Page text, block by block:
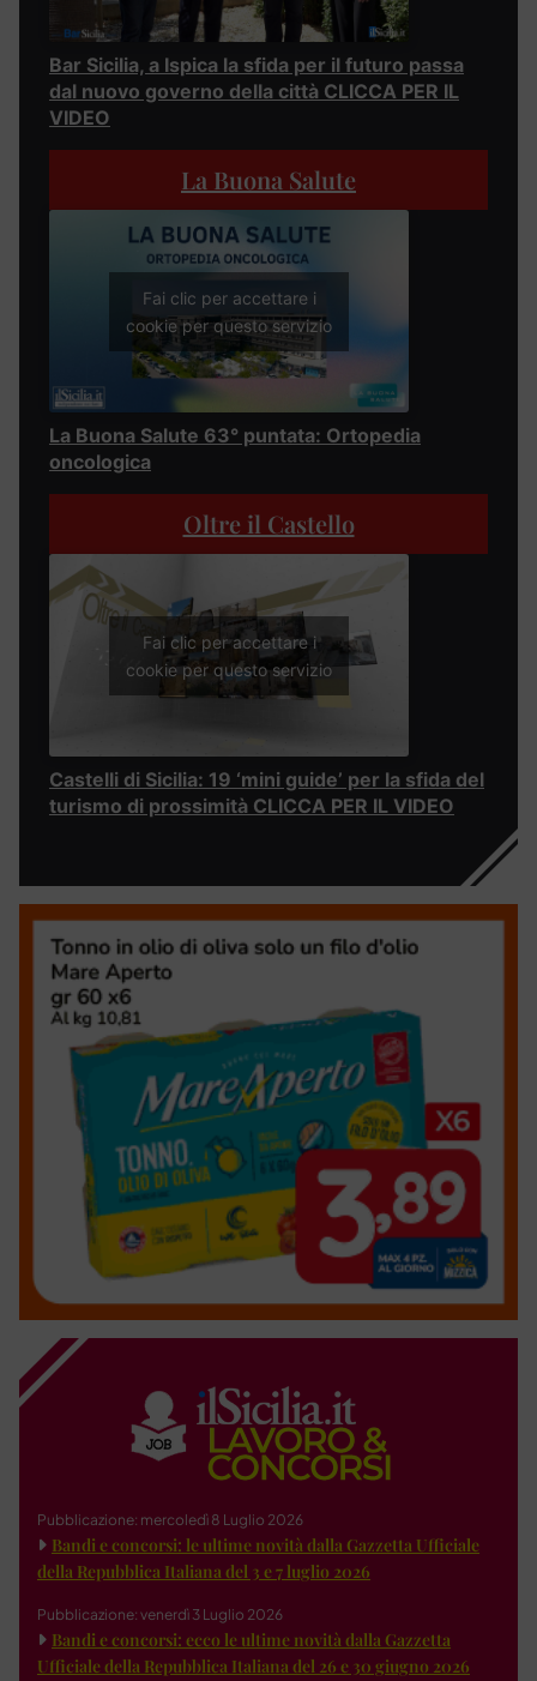
Bar Sicilia, a Ispica la sfida per il futuro passa
dal nuovo governo della città CLICCA PER IL
VIDEO
La Buona Salute
Fai clic per accettare i
cookie per questo servizio
La Buona Salute 63° puntata: Ortopedia
oncologica
Oltre il Castello
Fai clic per accettare i
cookie per questo servizio
Castelli di Sicilia: 19 ‘mini guide’ per la sfida del
turismo di prossimità CLICCA PER IL VIDEO
Pubblicazione: mercoledì 8 Luglio 2026
Bandi e concorsi: le ultime novità dalla Gazzetta Ufficiale
della Repubblica Italiana del 3 e 7 luglio 2026
Pubblicazione: venerdì 3 Luglio 2026
Bandi e concorsi: ecco le ultime novità dalla Gazzetta
Ufficiale della Repubblica Italiana del 26 e 30 giugno 2026